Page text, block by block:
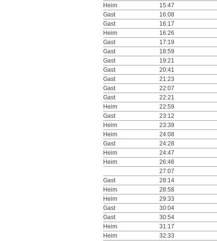
Heim
15:47
Gast
16:08
Gast
16:17
Heim
16:26
Gast
17:19
Gast
18:59
Gast
19:21
Gast
20:41
Gast
21:23
Gast
22:07
Gast
22:21
Heim
22:59
Gast
23:12
Heim
23:39
Heim
24:08
Gast
24:28
Heim
24:47
Heim
26:46
27:07
Gast
28:14
Heim
28:58
Heim
29:33
Gast
30:04
Gast
30:54
Heim
31:17
Heim
32:33